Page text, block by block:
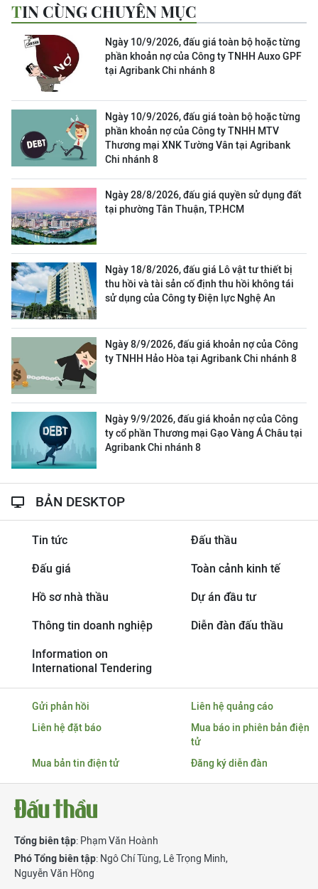
TIN CÙNG CHUYÊN MỤC
Ngày 10/9/2026, đấu giá toàn bộ hoặc từng
phần khoản nợ của Công ty TNHH Auxo GPF
tại Agribank Chi nhánh 8
Ngày 10/9/2026, đấu giá toàn bộ hoặc từng
phần khoản nợ của Công ty TNHH MTV
Thương mại XNK Tường Vân tại Agribank
Chi nhánh 8
Ngày 28/8/2026, đấu giá quyền sử dụng đất
tại phường Tân Thuận, TP.HCM
Ngày 18/8/2026, đấu giá Lô vật tư thiết bị
thu hồi và tài sản cố định thu hồi không tái
sử dụng của Công ty Điện lực Nghệ An
Ngày 8/9/2026, đấu giá khoản nợ của Công
ty TNHH Hảo Hòa tại Agribank Chi nhánh 8
Ngày 9/9/2026, đấu giá khoản nợ của Công
ty cổ phần Thương mại Gạo Vàng Á Châu tại
Agribank Chi nhánh 8
BẢN DESKTOP
Tin tức Đấu thầu
Đấu giá Toàn cảnh kinh tế
Hồ sơ nhà thầu Dự án đầu tư
Thông tin doanh nghiệp Diễn đàn đấu thầu
Information on
International Tendering
Gửi phản hồi
Liên hệ quảng cáo
Liên hệ đặt báo
Mua báo in phiên bản điện
tử
Mua bản tin điện tử
Đăng ký diễn đàn
Tổng biên tập: Phạm Văn Hoành
Phó Tổng biên tập: Ngô Chí Tùng, Lê Trọng Minh,
Nguyễn Văn Hồng